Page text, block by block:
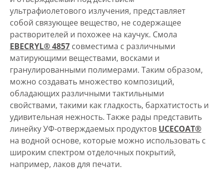
ультрафиолетового излучения, представляет
собой связующее вещество, не содержащее
растворителей и похожее на каучук. Смола
EBECRYL® 4857 совместима с различными
матирующими веществами, восками и
гранулированными полимерами. Таким образом,
можно создавать множество композиций,
обладающих различными тактильными
свойствами, такими как гладкость, бархатистость и
удивительная нежность. Также рады представить
линейку УФ-отверждаемых продуктов UCECOAT®
на водной основе, которые можно использовать с
широким спектром отделочных покрытий,
например, лаков для печати.